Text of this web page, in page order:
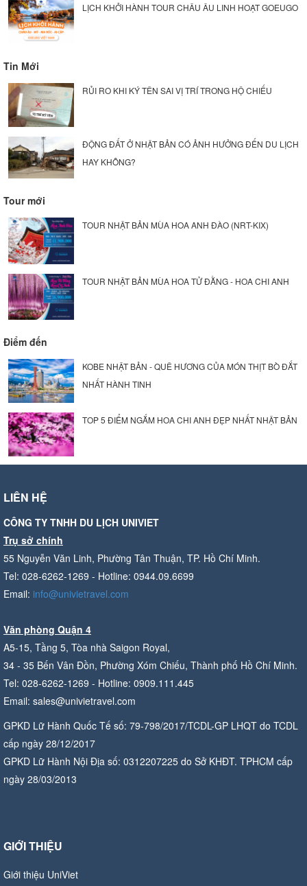
LỊCH KHỞI HÀNH TOUR CHÂU ÂU LINH HOẠT GOEUGO
Tin Mới
RỦI RO KHI KÝ TÊN SAI VỊ TRÍ TRONG HỘ CHIẾU
ĐỘNG ĐẤT Ở NHẬT BẢN CÓ ẢNH HƯỞNG ĐẾN DU LỊCH
HAY KHÔNG?
Tour mới
TOUR NHẬT BẢN MÙA HOA ANH ĐÀO (NRT-KIX)
TOUR NHẬT BẢN MÙA HOA TỬ ĐẰNG - HOA CHI ANH
Điểm đến
KOBE NHẬT BẢN - QUÊ HƯƠNG CỦA MÓN THỊT BÒ ĐẮT
NHẤT HÀNH TINH
TOP 5 ĐIỂM NGẮM HOA CHI ANH ĐẸP NHẤT NHẬT BẢN
LIÊN HỆ
CÔNG TY TNHH DU LỊCH UNIVIET
Trụ sở chính
55 Nguyễn Văn Linh, Phường Tân Thuận, TP. Hồ Chí Minh.
Tel: 028-6262-1269 - Hotline: 0944.09.6699
Email: info@univietravel.com
Văn phòng Quận 4
A5-15, Tầng 5, Tòa nhà Saigon Royal,
34 - 35 Bến Vân Đồn, Phường Xóm Chiếu, Thành phố Hồ Chí Minh.
Tel: 028-6262-1269 - Hotline: 0909.111.445
Email: sales@univietravel.com
GPKD Lữ Hành Quốc Tế số: 79-798/2017/TCDL-GP LHQT do TCDL
cấp ngày 28/12/2017
GPKD Lữ Hành Nội Địa số: 0312207225 do Sở KHĐT. TPHCM cấp
ngày 28/03/2013
GIỚI THIỆU
Giới thiệu UniViet